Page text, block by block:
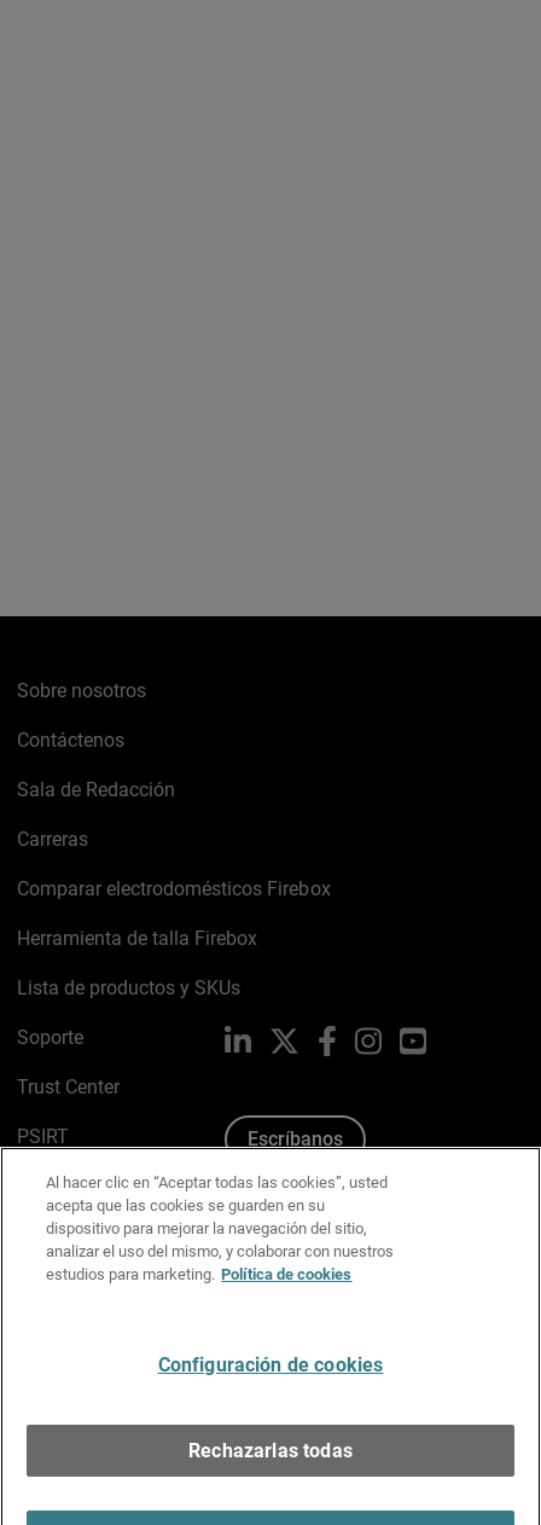
Sobre nosotros
Contáctenos
Sala de Redacción
Carreras
Comparar electrodomésticos Firebox
Herramienta de talla Firebox
Lista de productos y SKUs
Soporte
Trust Center
PSIRT
Política de cookies
Política de privacidad
Kit de medios y marca
LinkedIn FacebookInstagramYouTube
Escríbanos
Al hacer clic en “Aceptar todas las cookies”, usted
acepta que las cookies se guarden en su
dispositivo para mejorar la navegación del sitio,
analizar el uso del mismo, y colaborar con nuestros
estudios para marketing. Política de cookies
Configuración de cookies
Rechazarlas todas